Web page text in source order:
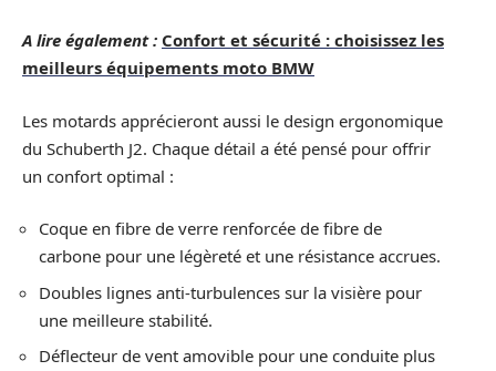
A lire également : Confort et sécurité : choisissez les
meilleurs équipements moto BMW
Les motards apprécieront aussi le design ergonomique
du Schuberth J2. Chaque détail a été pensé pour offrir
un confort optimal :
Coque en fibre de verre renforcée de fibre de
carbone pour une légèreté et une résistance accrues.
Doubles lignes anti-turbulences sur la visière pour
une meilleure stabilité.
Déflecteur de vent amovible pour une conduite plus